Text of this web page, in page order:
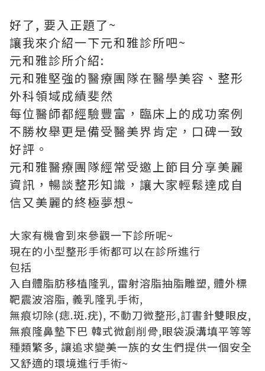
好了, 要入正題了~
讓我來介紹一下元和雅診所吧~
元和雅診所介紹:
元和雅堅強的醫療團隊在醫學美容、整形
外科領域成績斐然
每位醫師都經驗豐富，臨床上的成功案例
不勝枚舉更是備受醫美界肯定，口碑一致
好評。
元和雅醫療團隊經常受邀上節目分享美麗
資訊，暢談整形知識，讓大家輕鬆達成自
信又美麗的終極夢想~
大家有機會到來參觀一下診所呢~
現在的小型整形手術都可以在診所進行
包括
入 自體脂肪移植隆乳, 雷射溶脂抽脂雕塑, 體外標
靶震波溶脂, 義乳隆乳手術,
無痕切除(痣.斑.疣), 不動刀微整形,訂書針雙眼皮,
無痕隆鼻墊下巴 韓式微創削骨,眼袋淚溝填平等等
種類繁多, 讓追求變美一族的女生們提供一個安全
又舒適的環境進行手術~